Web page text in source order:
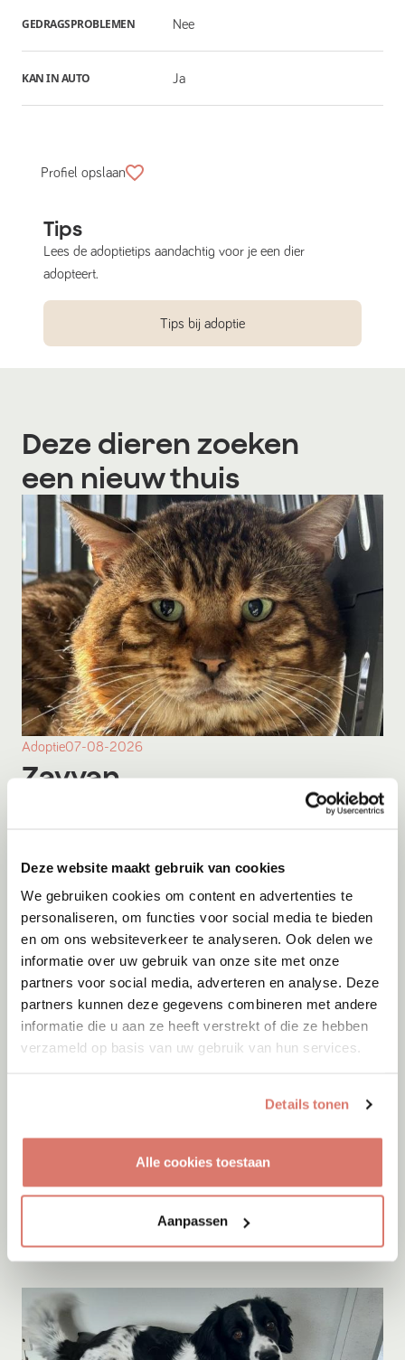
Deze website maakt gebruik van cookies
We gebruiken cookies om content en advertenties te
personaliseren, om functies voor social media te bieden
en om ons websiteverkeer te analyseren. Ook delen we
informatie over uw gebruik van onze site met onze
partners voor social media, adverteren en analyse. Deze
partners kunnen deze gegevens combineren met andere
informatie die u aan ze heeft verstrekt of die ze hebben
verzameld op basis van uw gebruik van hun services.
Details tonen
Alle cookies toestaan
Aanpassen
GEDRAGSPROBLEMEN Nee
KAN IN AUTO Ja
Profiel opslaan
Tips
Lees de adoptietips aandachtig voor je een dier
adopteert.
Tips bij adoptie
Deze dieren zoeken
een nieuw thuis
Adoptie07-08-2026
Zayyan
07-08-2026
Cyka